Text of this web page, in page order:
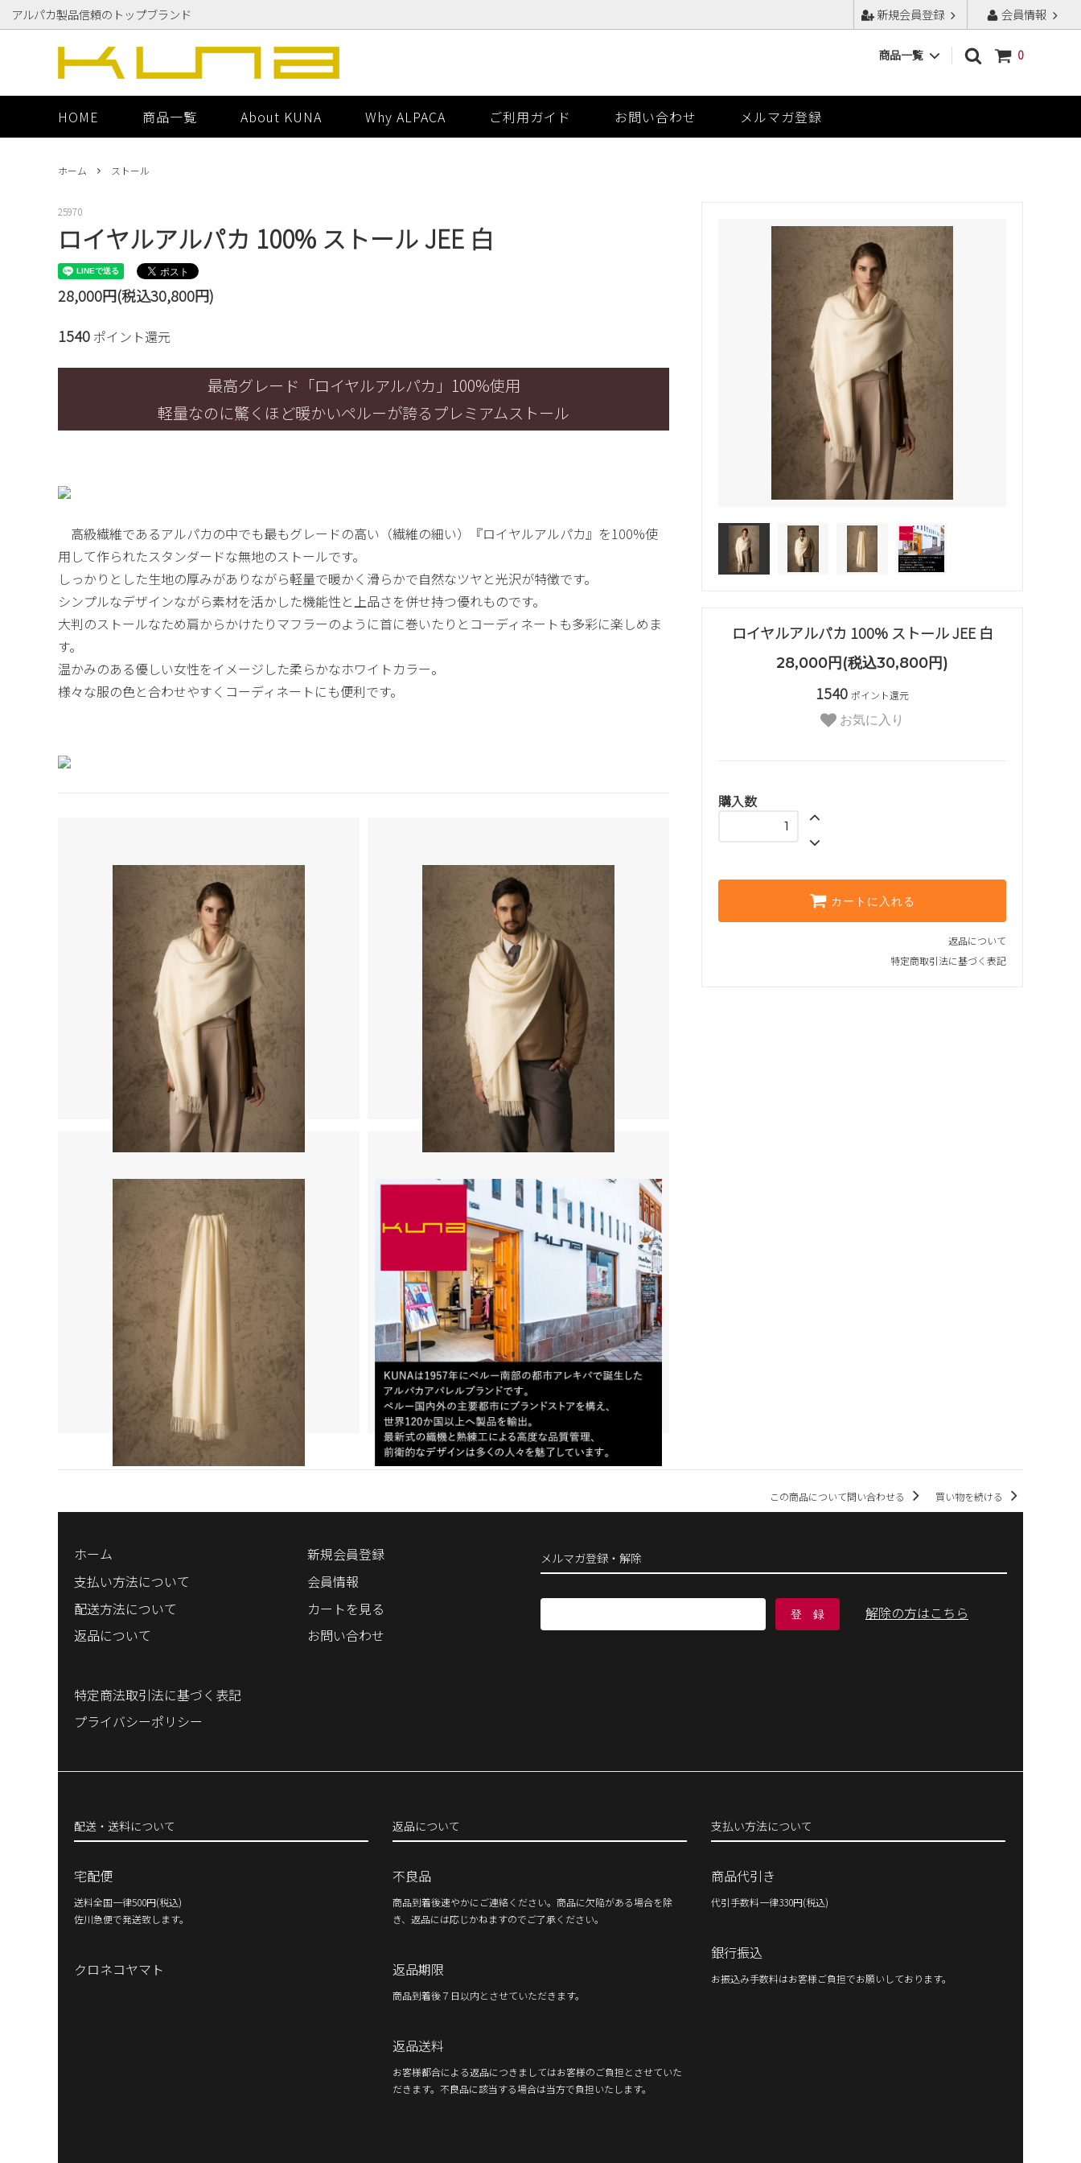
会員情報
新規会員登録
アルパカ製品信頼のトップブランド
0
商品一覧
ストール マフラー 帽子・手袋
ニットウェア
HOME 商品一覧 About KUNA Why ALPACA ご利用ガイド お問い合わせ メルマガ登録
ホーム ストール
ロイヤルアルパカ 100% ストール JEE 白
28,000円(税込30,800円)
1540 ポイント還元
お気に入り
購入数
カートに入れる
返品について
特定商取引法に基づく表記
25970
ロイヤルアルパカ 100% ストール JEE 白
28,000円(税込30,800円)
1540 ポイント還元
最高グレード「ロイヤルアルパカ」100%使用
軽量なのに驚くほど暖かいペルーが誇るプレミアムストール
高級繊維であるアルパカの中でも最もグレードの高い（繊維の細い）『ロイヤルアルパカ』を100%使
用して作られたスタンダードな無地のストールです。
しっかりとした生地の厚みがありながら軽量で暖かく滑らかで自然なツヤと光沢が特徴です。
シンプルなデザインながら素材を活かした機能性と上品さを併せ持つ優れものです。
大判のストールなため肩からかけたりマフラーのように首に巻いたりとコーディネートも多彩に楽しめま
す。
温かみのある優しい女性をイメージした柔らかなホワイトカラー。
様々な服の色と合わせやすくコーディネートにも便利です。
この商品について問い合わせる 買い物を続ける
メルマガ登録・解除
解除の方はこちら
ホーム
支払い方法について
配送方法について
返品について
新規会員登録
会員情報
カートを見る
お問い合わせ
特定商法取引法に基づく表記
プライバシーポリシー
配送・送料について
宅配便
送料全国一律500円(税込)
佐川急便で発送致します。
クロネコヤマト
返品について
不良品
商品到着後速やかにご連絡ください。商品に欠陥がある場合を除
き、返品には応じかねますのでご了承ください。
返品期限
商品到着後７日以内とさせていただきます。
返品送料
お客様都合による返品につきましてはお客様のご負担とさせていた
だきます。不良品に該当する場合は当方で負担いたします。
支払い方法について
商品代引き
代引手数料一律330円(税込)
銀行振込
お振込み手数料はお客様ご負担でお願いしております。